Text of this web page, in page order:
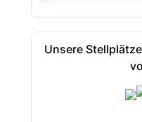
Unsere